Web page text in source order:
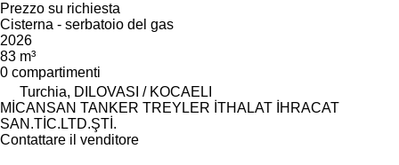
Prezzo su richiesta
Cisterna - serbatoio del gas
2026
83 m³
0 compartimenti
Turchia, DILOVASI / KOCAELI
MİCANSAN TANKER TREYLER İTHALAT İHRACAT
SAN.TİC.LTD.ŞTİ.
Contattare il venditore